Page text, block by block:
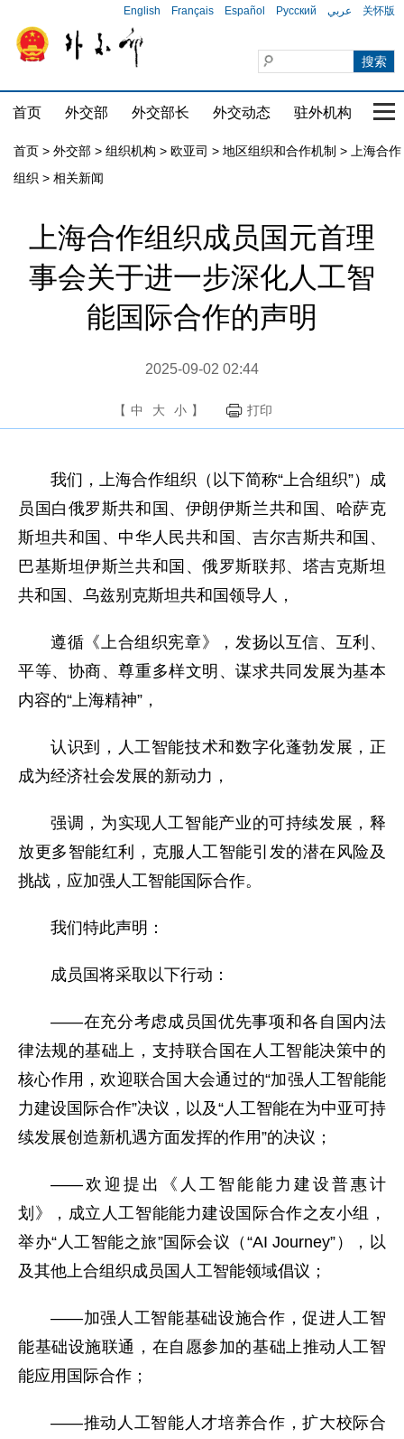
English Français Español Русский عربي 关怀版
首页 外交部 外交部长 外交动态 驻外机构 国
首页 > 外交部 > 组织机构 > 欧亚司 > 地区组织和合作机制 >
上海合作
组织 > 相关新闻
上海合作组织成员国元首理
事会关于进一步深化人工智
能国际合作的声明
2025-09-02 02:44
【 中 大 小 】 打印
我们，上海合作组织（以下简称“上合组织”）成
员国白俄罗斯共和国、伊朗伊斯兰共和国、哈萨克
斯坦共和国、中华人民共和国、吉尔吉斯共和国、
巴基斯坦伊斯兰共和国、俄罗斯联邦、塔吉克斯坦
共和国、乌兹别克斯坦共和国领导人，
遵循《上合组织宪章》，发扬以互信、互利、
平等、协商、尊重多样文明、谋求共同发展为基本
内容的“上海精神”，
认识到，人工智能技术和数字化蓬勃发展，正
成为经济社会发展的新动力，
强调，为实现人工智能产业的可持续发展，释
放更多智能红利，克服人工智能引发的潜在风险及
挑战，应加强人工智能国际合作。
我们特此声明：
成员国将采取以下行动：
——在充分考虑成员国优先事项和各自国内法
律法规的基础上，支持联合国在人工智能决策中的
核心作用，欢迎联合国大会通过的“加强人工智能能
力建设国际合作”决议，以及“人工智能在为中亚可持
续发展创造新机遇方面发挥的作用”的决议；
——欢迎提出《人工智能能力建设普惠计
划》，成立人工智能能力建设国际合作之友小组，
举办“人工智能之旅”国际会议（“AI Journey”），以
及其他上合组织成员国人工智能领域倡议；
——加强人工智能基础设施合作，促进人工智
能基础设施联通，在自愿参加的基础上推动人工智
能应用国际合作；
——推动人工智能人才培养合作，扩大校际合